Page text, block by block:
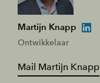
Martijn Knapp
Ontwikkelaar
Mail Martijn Knapp